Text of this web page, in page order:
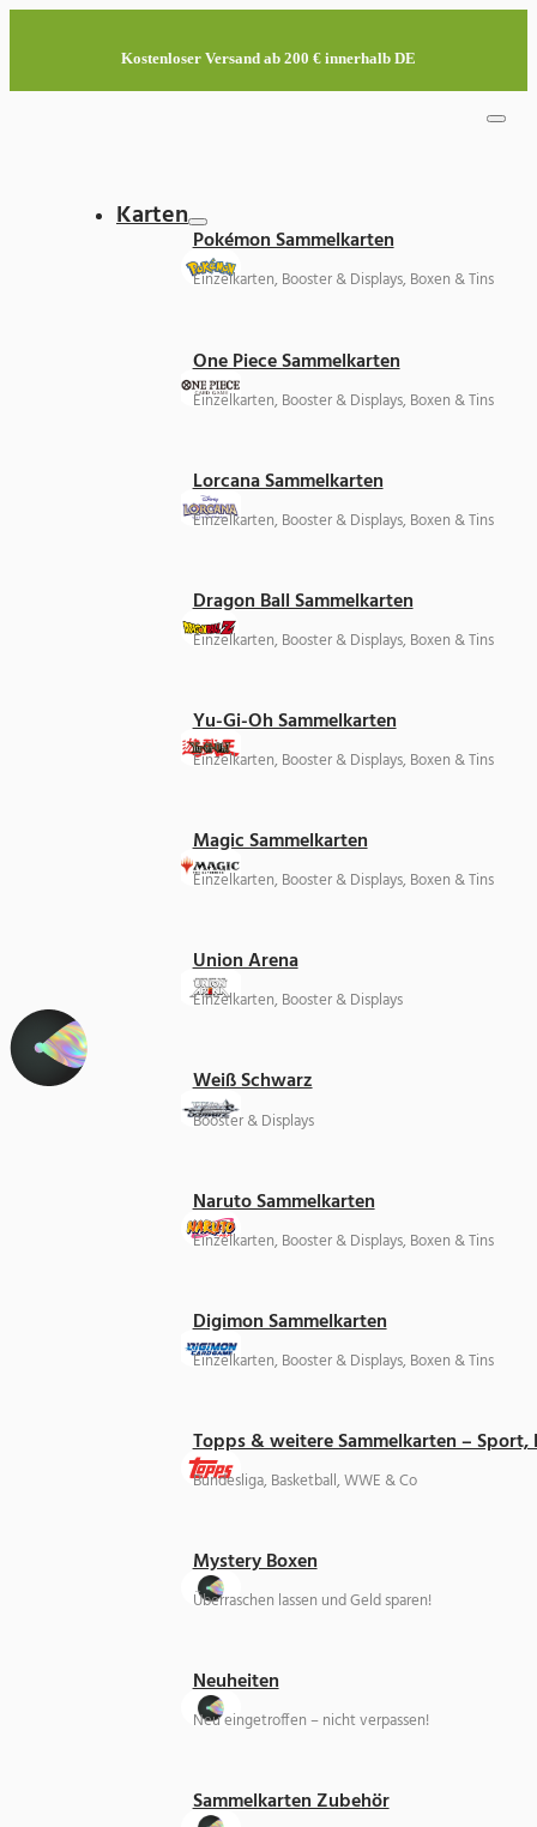
Kostenloser Versand ab 200 € innerhalb DE
Karten
Pokémon Sammelkarten
Einzelkarten, Booster & Displays, Boxen & Tins
One Piece Sammelkarten
Einzelkarten, Booster & Displays, Boxen & Tins
Lorcana Sammelkarten
Einzelkarten, Booster & Displays, Boxen & Tins
Dragon Ball Sammelkarten
Einzelkarten, Booster & Displays, Boxen & Tins
Yu-Gi-Oh Sammelkarten
Einzelkarten, Booster & Displays, Boxen & Tins
Magic Sammelkarten
Einzelkarten, Booster & Displays, Boxen & Tins
Union Arena
Einzelkarten, Booster & Displays
Weiß Schwarz
Booster & Displays
Naruto Sammelkarten
Einzelkarten, Booster & Displays, Boxen & Tins
Digimon Sammelkarten
Einzelkarten, Booster & Displays, Boxen & Tins
Topps & weitere Sammelkarten –
Bundesliga, Basketball, WWE & Co
Mystery Boxen
Überraschen lassen und Geld sparen!
Neuheiten
Neu eingetroffen – nicht verpassen!
Sammelkarten Zubehör